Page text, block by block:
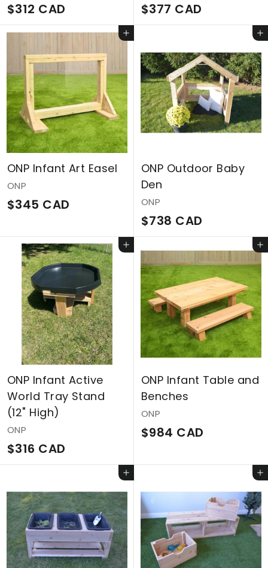
C
A
D
$312 CAD
3
2
C
A
D
$377 CAD
3
7
C
A
D
Ajouter au panier
ONP Infant Art Easel
ONP
$345 CAD
4
5
A
D
Ajouter au panier
ONP Outdoor Baby
Den
ONP
$738 CAD
7
3
8
C
A
D
Ajouter au panier
ONP Infant Active
World Tray Stand
(12" High)
ONP
$316 CAD
3
6
C
A
D
Ajouter au panier
ONP Infant Table and
Benches
ONP
$984 CAD
8
C
A
D
Ajouter au panier Ajouter au panier